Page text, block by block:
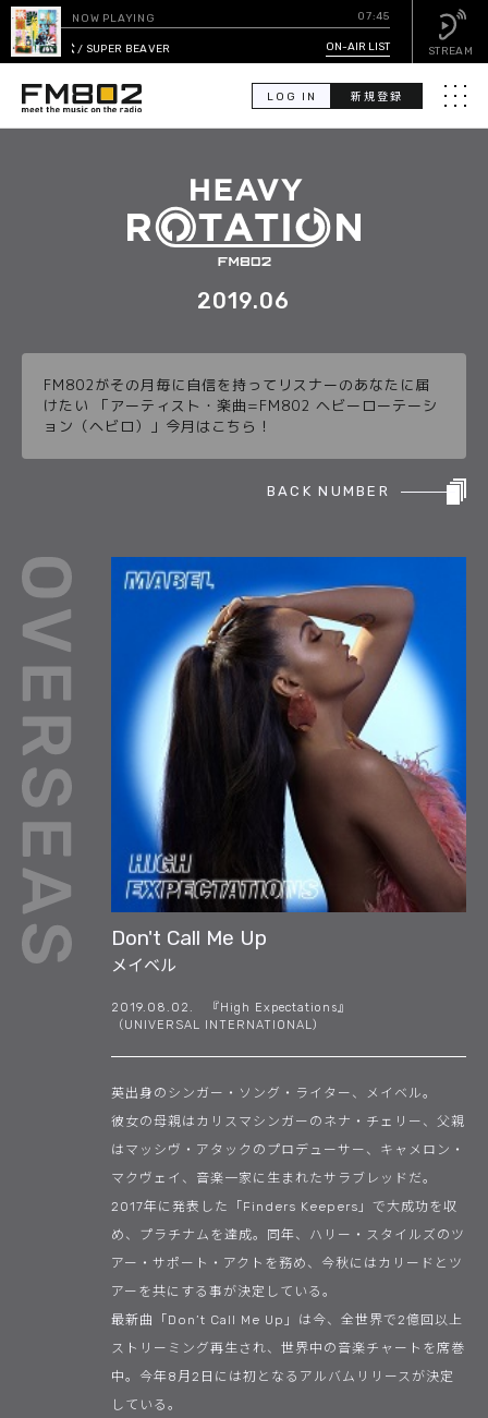
LOG IN 新規登録 メニ
索
GUEST CALENDAR
EVENT CALENDAR
HEAVY ROTATION
DJ
FAQ
ONLINESHOP
NOW PLAYING 07:45
主人公 / SUPER BEAVER ON-AIR LIST STREAM
2019.06
FM802がその月毎に自信を持ってリスナーのあなたに届
けたい 「アーティスト・楽曲=FM802 ヘビーローテーシ
ョン（ヘビロ）」今月はこちら！
BACK NUMBER
Don't Call Me Up
メイベル
2019.08.02. 『High Expectations』
（UNIVERSAL INTERNATIONAL）
英出身のシンガー・ソング・ライター、メイベル。
彼女の母親はカリスマシンガーのネナ・チェリー、父親
はマッシヴ・アタックのプロデューサー、キャメロン・
マクヴェイ、音楽一家に生まれたサラブレッドだ。
2017年に発表した「Finders Keepers」で大成功を収
め、プラチナムを達成。同年、ハリー・スタイルズのツ
アー・サポート・アクトを務め、今秋にはカリードとツ
アーを共にする事が決定している。
最新曲「Don’t Call Me Up」は今、全世界で2億回以上
ストリーミング再生され、世界中の音楽チャートを席巻
中。今年8月2日には初となるアルバムリリースが決定
している。